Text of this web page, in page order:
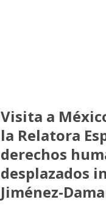
Visita a
la Relatora
derechos
desplazados
Jiménez-